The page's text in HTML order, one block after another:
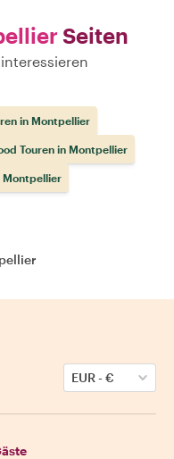
Seiten
in Montpellier
Touren in Montpellier
EUR-€